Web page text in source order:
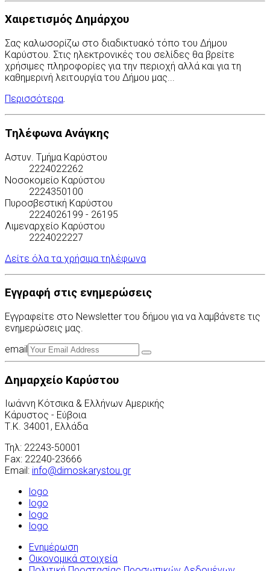
Χαιρετισμός Δημάρχου
Σας καλωσορίζω στο διαδικτυακό τόπο του Δήμου
Καρύστου. Στις ηλεκτρονικές του σελίδες θα βρείτε
χρήσιμες πληροφορίες για την περιοχή αλλά και για τη
καθημερινή λειτουργία του Δήμου μας...
Περισσότερα.
Τηλέφωνα Ανάγκης
Αστυν. Τμήμα Καρύστου
2224022262
Νοσοκομείο Καρύστου
2224350100
Πυροσβεστική Καρύστου
2224026199 - 26195
Λιμεναρχείο Καρύστου
2224022227
Δείτε όλα τα χρήσιμα τηλέφωνα
Εγγραφή στις ενημερώσεις
Εγγραφείτε στο Newsletter του δήμου για να λαμβάνετε τις
ενημερώσεις μας.
email
Δημαρχείο Καρύστου
Ιωάννη Κότσικα & Ελλήνων Αμερικής
Κάρυστος - Εύβοια
Τ.Κ. 34001, Ελλάδα
Τηλ: 22243-50001
Fax: 22240-23666
Email: info@dimoskarystou.gr
logo
logo
logo
logo
Ενημέρωση
Οικονομικά στοιχεία